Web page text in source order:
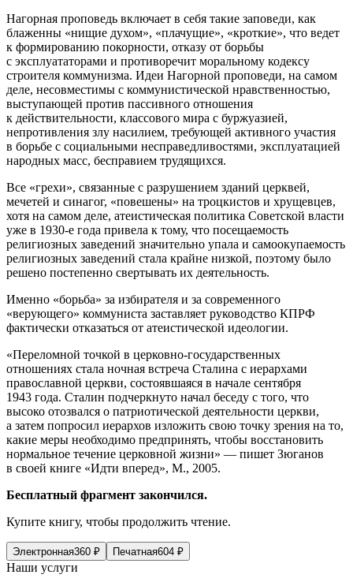
Нагорная проповедь включает в себя такие заповеди, как
блаженны «нищие духом», «плачущие», «кроткие», что ведет
к формированию покорности, отказу от борьбы
с эксплуататорами и противоречит моральному кодексу
строителя коммунизма. Идеи Нагорной проповеди, на самом
деле, несовместимы с коммунистической нравственностью,
выступающей против пассивного отношения
к действительности, классового мира с буржуазией,
непротивления злу насилием, требующей активного участия
в борьбе с социальными несправедливостями, эксплуатацией
народных масс, бесправием трудящихся.
Все «грехи», связанные с разрушением зданий церквей,
мечетей и синагог, «повешены» на троцкистов и хрущевцев,
хотя на самом деле, атеистическая политика Советской власти
уже в 1930-е года привела к тому, что посещаемость
религиозных заведений значительно упала и самоокупаемость
религиозных заведений стала крайне низкой, поэтому было
решено постепенно свертывать их деятельность.
Именно «борьба» за избирателя и за современного
«верующего» коммуниста заставляет руководство КПРФ
фактически отказаться от атеистической идеологии.
«Переломной точкой в церковно-государственных
отношениях стала ночная встреча Сталина с иерархами
православной церкви, состоявшаяся в начале сентября
1943 года. Сталин подчеркнуто начал беседу с того, что
высоко отозвался о патриотической деятельности церкви,
а затем попросил иерархов изложить свою точку зрения на то,
какие меры необходимо предпринять, чтобы восстановить
нормальное течение церковной жизни» — пишет Зюганов
в своей книге «Идти вперед», М., 2005.
Бесплатный фрагмент закончился.
Купите книгу, чтобы продолжить чтение.
Электронная360 ₽ Печатная604 ₽
Наши услуги